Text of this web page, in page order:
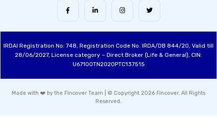
IRDAI Registration No: 748, Registration Code No. IRDA/DB 844/20, Valid till
28/06/2027, License category – Direct Broker (Life & General), CIN:
U67100TN2020PTC137515
Made with ❤️ by the Fincover Team | © Copyright 2026 Fincover. All Rights
Reserved.